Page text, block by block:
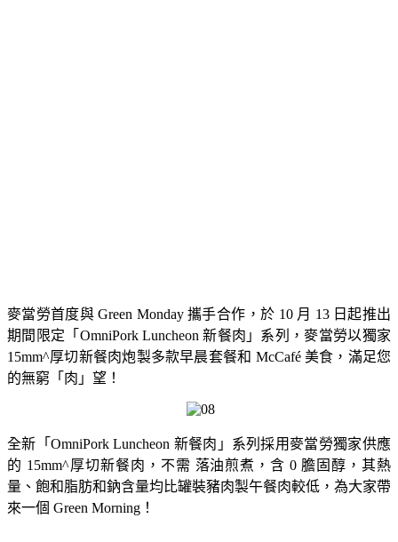
麥當勞首度與 Green Monday 攜手合作，於 10 月 13 日起推出
期間限定「OmniPork Luncheon 新餐肉」系列，麥當勞以獨家
15mm^厚切新餐肉炮製多款早晨套餐和 McCafé 美食，滿足您
的無窮「肉」望！
全新「OmniPork Luncheon 新餐肉」系列採用麥當勞獨家供應
的 15mm^厚切新餐肉，不需 落油煎煮，含 0 膽固醇，其熱
量、飽和脂肪和鈉含量均比罐裝豬肉製午餐肉較低，為大家帶
來一個 Green Morning！